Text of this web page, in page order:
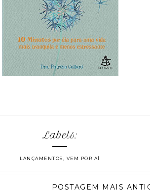
Labels:
LANÇAMENTOS VEM POR AÍ
POSTAGEM MAIS